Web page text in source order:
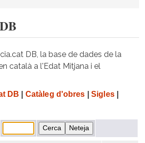
DB, la base de dades de la
català a l'Edat Mitjana i el
DB Catàleg d'obres Sigles|